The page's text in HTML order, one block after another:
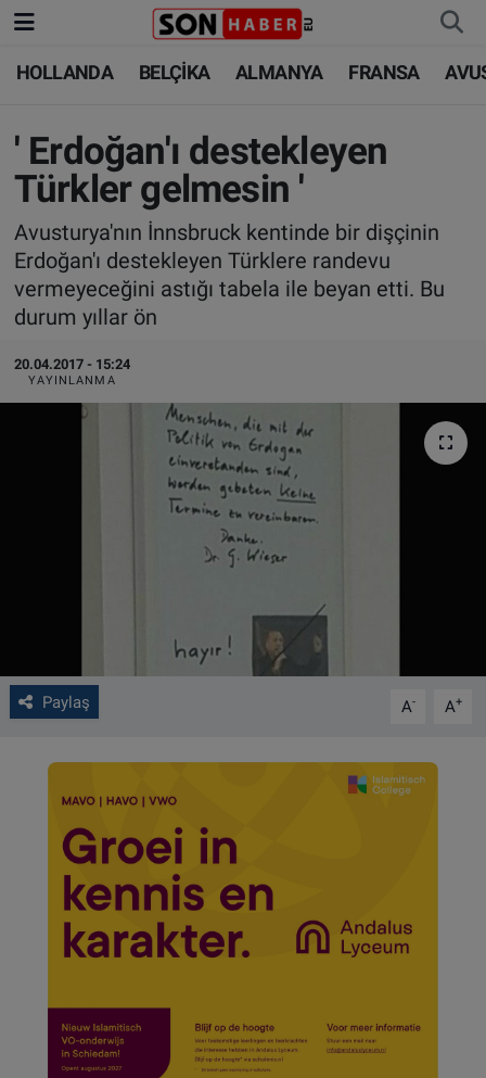
HOLLANDA BELÇİKA ALMANYA FRANSA
' Erdoğan'ı destekleyen
Türkler gelmesin '
Avusturya'nın İnnsbruck kentinde bir dişçinin
Erdoğan'ı destekleyen Türklere randevu
vermeyeceğini astığı tabela ile beyan etti. Bu
durum yıllar ön
20.04.2017 - 15:24
YAYINLANMA
Paylaş A- A+
HOLLANDA
BELÇİKA
ALMANYA
FRANSA
AVUSTURYA
SAĞLIK - YAŞAM
BİLİM-TEKNOLOJİ
HOLLANDA
BELÇİKA
ALMANYA
TÜRKİYE
DÜNYA
BİLİM-TEKNOLOJİ
SAĞLIK
FOTO GALERİ
Çerez Politikası
Nöbetçi Eczaneler
Hava Durumu
Trafik Durumu
Süper Lig Puan Durumu ve Fikstür
Tüm Manşetler
Son Dakika Haberleri
Haber Arşivi